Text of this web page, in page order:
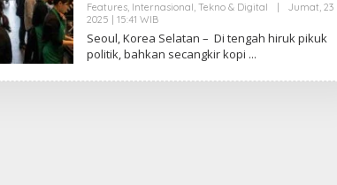
S
I
Features, Internasional, Tekno & Digital
Jumat, 23
2025 | 15:41 WIBO
L
E
H
A
Seoul, Korea Selatan – Di tengah hiruk pikuk
politik, bahkan secangkir kopi